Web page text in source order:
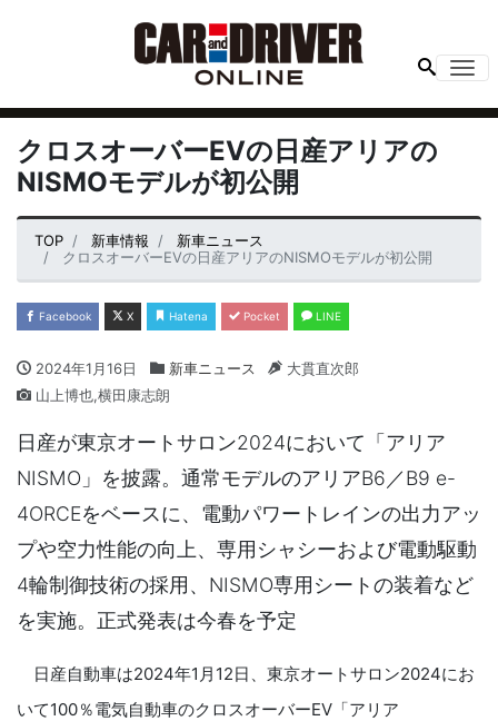
クロスオーバーEVの日産アリアの
NISMOモデルが初公開
TOP 新車情報
新車ニュース
クロスオーバーEVの日産アリアのNISMOモデルが初公開
Facebook X Hatena Pocket LINE
2024年1月16日 新車ニュース
大貫直次郎
山上博也,横田康志朗
日産が東京オートサロン2024において「アリア
NISMO」を披露。通常モデルのアリアB6／B9 e-
4ORCEをベースに、電動パワートレインの出力アッ
プや空力性能の向上、専用シャシーおよび電動駆動
4輪制御技術の採用、NISMO専用シートの装着など
を実施。正式発表は今春を予定
日産自動車は2024年1月12日、東京オートサロン2024にお
いて100％電気自動車のクロスオーバーEV「アリア